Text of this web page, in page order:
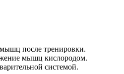
мышц после тренировки.
мышц кислородом.
системой.